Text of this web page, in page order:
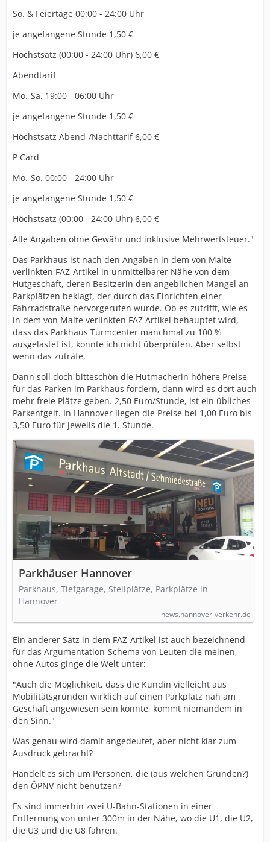
So. & Feiertage 00:00 - 24:00 Uhr
je angefangene Stunde 1,50 €
Höchstsatz (00:00 - 24:00 Uhr) 6,00 €
Abendtarif
Mo.-Sa. 19:00 - 06:00 Uhr
je angefangene Stunde 1,50 €
Höchstsatz Abend-/Nachttarif 6,00 €
P Card
Mo.-So. 00:00 - 24:00 Uhr
je angefangene Stunde 1,50 €
Höchstsatz (00:00 - 24:00 Uhr) 6,00 €
Alle Angaben ohne Gewähr und inklusive Mehrwertsteuer."
Das Parkhaus ist nach den Angaben in dem von Malte
verlinkten FAZ-Artikel in unmittelbarer Nähe von dem
Hutgeschäft, deren Besitzerin den angeblichen Mangel an
Parkplätzen beklagt, der durch das Einrichten einer
Fahrradstraße hervorgerufen wurde. Ob es zutrifft, wie es
in dem von Malte verlinkten FAZ Artikel behauptet wird,
dass das Parkhaus Turmcenter manchmal zu 100 %
ausgelastet ist, konnte ich nicht überprüfen. Aber selbst
wenn das zuträfe.
Dann soll doch bitteschön die Hutmacherin höhere Preise
für das Parken im Parkhaus fordern, dann wird es dort auch
mehr freie Plätze geben. 2,50 Euro/Stunde, ist ein übliches
Parkentgelt. In Hannover liegen die Preise bei 1,00 Euro bis
3,50 Euro für jeweils die 1. Stunde.
Parkhäuser Hannover
Parkhaus, Tiefgarage, Stellplätze, Parkplätze in
Hannover
news.hannover-verkehr.de
Ein anderer Satz in dem FAZ-Artikel ist auch bezeichnend
für das Argumentation-Schema von Leuten die meinen,
ohne Autos ginge die Welt unter:
"Auch die Möglichkeit, dass die Kundin vielleicht aus
Mobilitätsgründen wirklich auf einen Parkplatz nah am
Geschäft angewiesen sein könnte, kommt niemandem in
den Sinn."
Was genau wird damit angedeutet, aber nicht klar zum
Ausdruck gebracht?
Handelt es sich um Personen, die (aus welchen Gründen?)
den ÖPNV nicht benutzen?
Es sind immerhin zwei U-Bahn-Stationen in einer
Entfernung von unter 300m in der Nähe, wo die U1, die U2,
die U3 und die U8 fahren.